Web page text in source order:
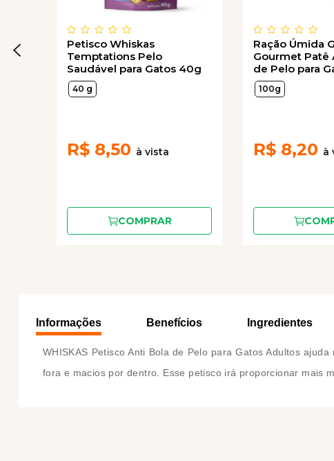
Petisco Whiskas
Temptations Pelo
Saudável para Gatos 40g
40 g
R$ 8,50
COMPRAR
Ração Úmida
Gourmet Patê
de Pelo para
Castrados
100g
100g
R$ 8,20
Informações Benefícios Ingredientes
WHISKAS Petisco Anti Bola de Pelo para Gatos Adultos
fora e macios por dentro. Esse petisco irá proporcionar mais